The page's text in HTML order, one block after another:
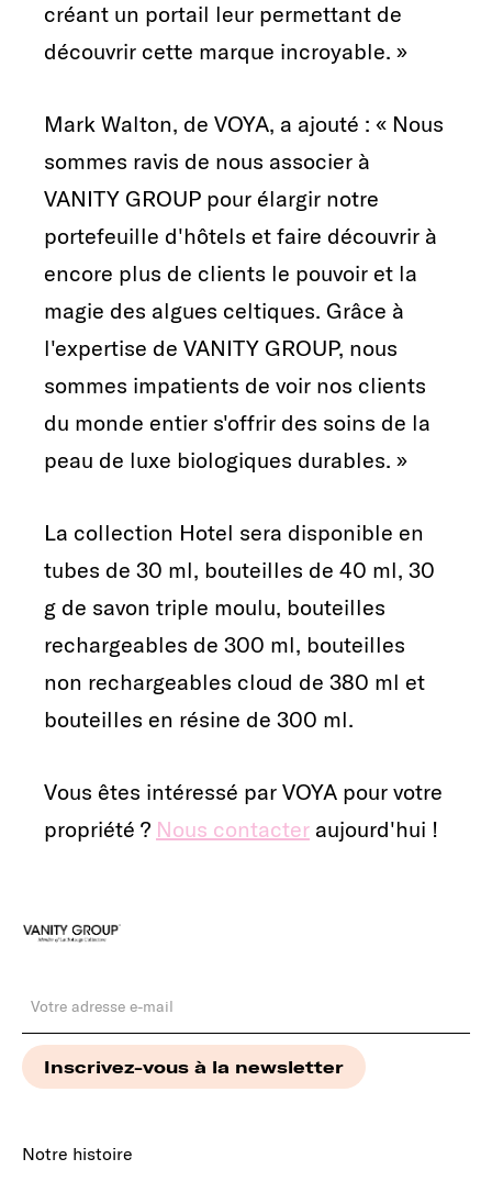
créant un portail leur permettant de
découvrir cette marque incroyable. »
Mark Walton, de VOYA, a ajouté : « Nous
sommes ravis de nous associer à
VANITY GROUP pour élargir notre
portefeuille d'hôtels et faire découvrir à
encore plus de clients le pouvoir et la
magie des algues celtiques. Grâce à
l'expertise de VANITY GROUP, nous
sommes impatients de voir nos clients
du monde entier s'offrir des soins de la
peau de luxe biologiques durables. »
La collection Hotel sera disponible en
tubes de 30 ml, bouteilles de 40 ml, 30
g de savon triple moulu, bouteilles
rechargeables de 300 ml, bouteilles
non rechargeables cloud de 380 ml et
bouteilles en résine de 300 ml.
Vous êtes intéressé par VOYA pour votre
propriété ? Nous contacter aujourd'hui !
Notre histoire